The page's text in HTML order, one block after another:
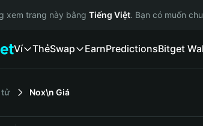
xem trang này bằng Tiếng Việt. Bạn có muốn
Ví ThẻSwap EarnPredictionsBitget
tử Nox\n Giá